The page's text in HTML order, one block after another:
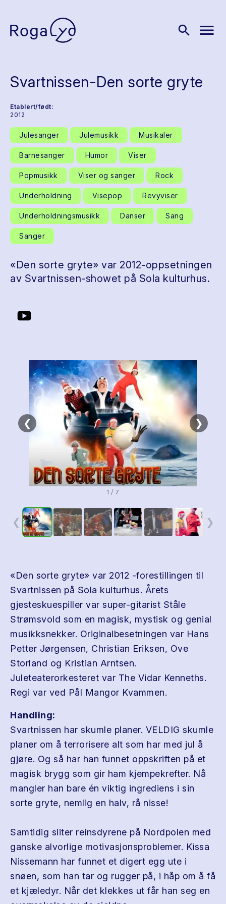
search menu
Svartnissen-Den sorte gryte
Etablert/født:
2012
Julesanger Julemusikk Musikaler
Barnesanger Humor Viser
Popmusikk Viser og sanger Rock
Underholdning Visepop Revyviser
Underholdningsmusikk Danser Sang
Sanger
«Den sorte gryte» var 2012-oppsetningen
av Svartnissen-showet på Sola kulturhus.
❮ ❯
1 / 7
❮ ❯
«Den sorte gryte» var 2012 -forestillingen til
Svartnissen på Sola kulturhus. Årets
gjesteskuespiller var super-gitarist Ståle
Strømsvold som en magisk, mystisk og genial
musikksnekker. Originalbesetningen var Hans
Petter Jørgensen, Christian Eriksen, Ove
Storland og Kristian Arntsen.
Juleteaterorkesteret var The Vidar Kenneths.
Regi var ved Pål Mangor Kvammen.
Handling:
Svartnissen har skumle planer. VELDIG skumle
planer om å terrorisere alt som har med jul å
gjøre. Og så har han funnet oppskriften på et
magisk brygg som gir ham kjempekrefter. Nå
mangler han bare én viktig ingrediens i sin
sorte gryte, nemlig en halv, rå nisse!
Samtidig sliter reinsdyrene på Nordpolen med
ganske alvorlige motivasjonsproblemer. Kissa
Nissemann har funnet et digert egg ute i
snøen, som han tar og rugger på, i håp om å få
et kjæledyr. Når det klekkes ut får han seg en